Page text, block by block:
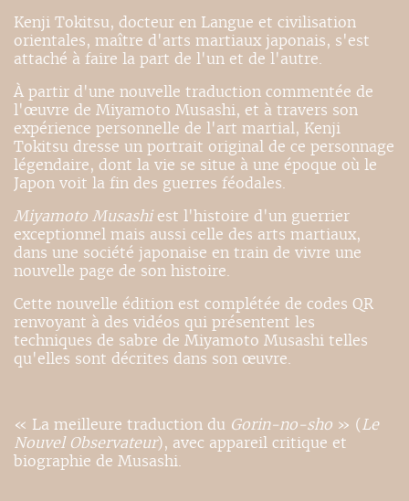
Kenji Tokitsu, docteur en Langue et civilisation
orientales, maître d'arts martiaux japonais, s'est
attaché à faire la part de l'un et de l'autre.
À partir d'une nouvelle traduction commentée de
l'œuvre de Miyamoto Musashi, et à travers son
expérience personnelle de l'art martial, Kenji
Tokitsu dresse un portrait original de ce personnage
légendaire, dont la vie se situe à une époque où le
Japon voit la fin des guerres féodales.
Miyamoto Musashiest l'histoire d'un guerrier
exceptionnel mais aussi celle des arts martiaux,
dans une société japonaise en train de vivre une
nouvelle page de son histoire.
Cette nouvelle édition est complétée de codes QR
renvoyant à des vidéos qui présentent les
techniques de sabre de Miyamoto Musashi telles
qu'elles sont décrites dans son œuvre.
« La meilleure traduction du Gorin-no-sho » (Le
Nouvel Observateur), avec appareil critique et
biographie de Musashi.